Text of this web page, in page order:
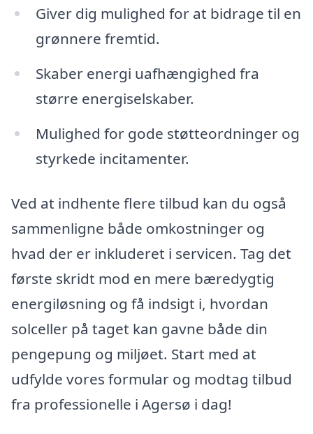
Giver dig mulighed for at bidrage til en
grønnere fremtid.
Skaber energi uafhængighed fra
større energiselskaber.
Mulighed for gode støtteordninger og
styrkede incitamenter.
Ved at indhente flere tilbud kan du også
sammenligne både omkostninger og
hvad der er inkluderet i servicen. Tag det
første skridt mod en mere bæredygtig
energiløsning og få indsigt i, hvordan
solceller på taget kan gavne både din
pengepung og miljøet. Start med at
udfylde vores formular og modtag tilbud
fra professionelle i Agersø i dag!